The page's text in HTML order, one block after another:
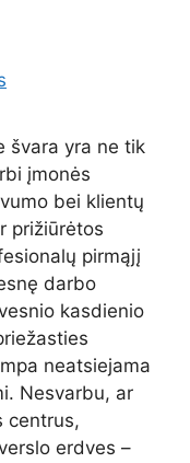
švara yra ne tik
įmonės
bei klientų
prižiūrėtos
pirmąjį
darbo
kasdienio
neatsiejama
Nesvarbu, ar
centrus,
erdves –